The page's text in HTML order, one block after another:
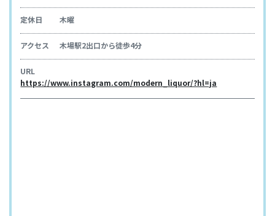
定休日 木曜
アクセス 木場駅2出口から徒歩4分
URL
https://www.instagram.com/modern_liquor/?hl=ja